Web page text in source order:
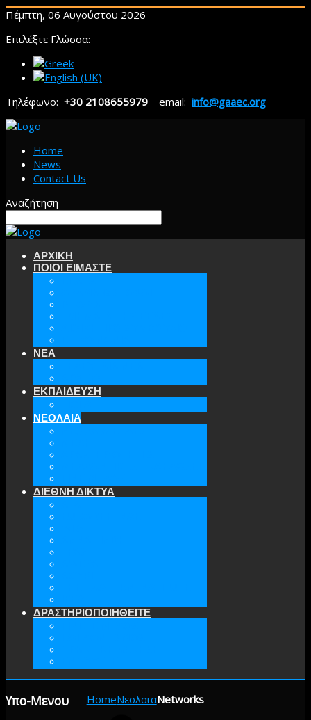
Πέμπτη, 06 Αυγούστου 2026
Επιλέξτε Γλώσσα:
Τηλέφωνο: +30 2108655979 email: info@gaaec.org
Home
News
Contact Us
Αναζήτηση
ΑΡΧΙΚΗ
ΠΟΙΟΙ ΕΙΜΑΣΤΕ
ΝΕΑ
ΕΚΠΑΙΔΕΥΣΗ
ΝΕΟΛΑΙΑ
ΔΙΕΘΝΗ ΔΙΚΤΥΑ
ΔΡΑΣΤΗΡΙΟΠΟΙΗΘΕΙΤΕ
HomeΝεολαιαNetworks
Υπο-Μενου